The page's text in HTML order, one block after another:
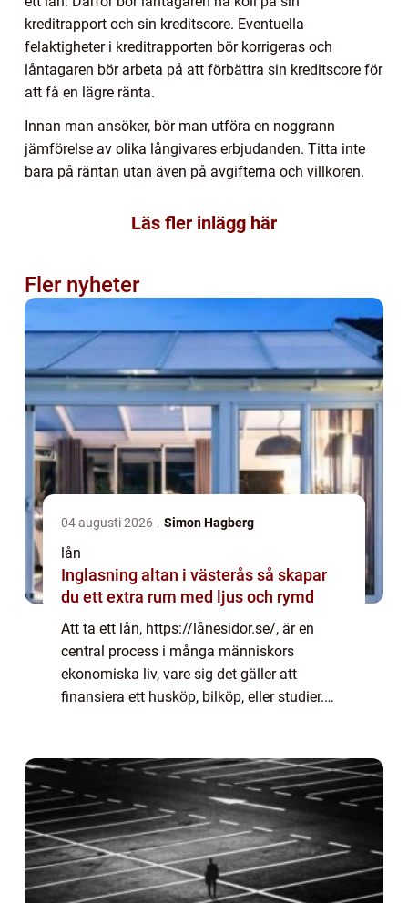
kreditrapport och sin kreditscore. Eventuella
felaktigheter i kreditrapporten bör korrigeras och
låntagaren bör arbeta på att förbättra sin kreditscore för
att få en lägre ränta.
Innan man ansöker, bör man utföra en noggrann
jämförelse av olika långivares erbjudanden. Titta inte
bara på räntan utan även på avgifterna och villkoren.
Läs fler inlägg här
Fler nyheter
04 augusti 2026 Simon Hagberg
lån
Inglasning altan i västerås så skapar
du ett extra rum med ljus och rymd
Att ta ett lån, https://lånesidor.se/, är en
central process i många människors
ekonomiska liv, vare sig det gäller att
finansiera ett husköp, bilköp, eller studier.